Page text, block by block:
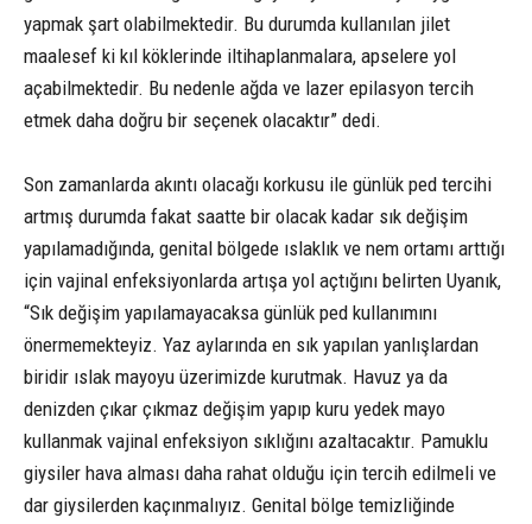
yapmak şart olabilmektedir. Bu durumda kullanılan jilet
maalesef ki kıl köklerinde iltihaplanmalara, apselere yol
açabilmektedir. Bu nedenle ağda ve lazer epilasyon tercih
etmek daha doğru bir seçenek olacaktır” dedi.
Son zamanlarda akıntı olacağı korkusu ile günlük ped tercihi
artmış durumda fakat saatte bir olacak kadar sık değişim
yapılamadığında, genital bölgede ıslaklık ve nem ortamı arttığı
için vajinal enfeksiyonlarda artışa yol açtığını belirten Uyanık,
“Sık değişim yapılamayacaksa günlük ped kullanımını
önermemekteyiz. Yaz aylarında en sık yapılan yanlışlardan
biridir ıslak mayoyu üzerimizde kurutmak. Havuz ya da
denizden çıkar çıkmaz değişim yapıp kuru yedek mayo
kullanmak vajinal enfeksiyon sıklığını azaltacaktır. Pamuklu
giysiler hava alması daha rahat olduğu için tercih edilmeli ve
dar giysilerden kaçınmalıyız. Genital bölge temizliğinde